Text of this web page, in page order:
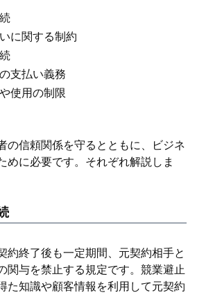
に関する制約
支払い義務
使用の制限
の信頼関係を守るとともに、ビジネ
めに必要です。それぞれ解説しま
約終了後も一定期間、元契約相手と
関与を禁止する規定です。競業避止
た知識や顧客情報を利用して元契約